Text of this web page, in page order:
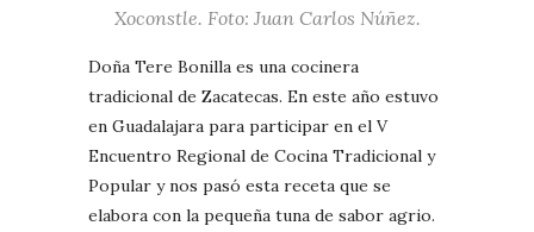
Xoconstle. Foto: Juan Carlos Núñez.
Doña Tere Bonilla es una cocinera
tradicional de Zacatecas. En este año estuvo
en Guadalajara para participar en el V
Encuentro Regional de Cocina Tradicional y
Popular y nos pasó esta receta que se
elabora con la pequeña tuna de sabor agrio.